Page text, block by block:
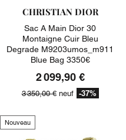
CHRISTIAN DIOR
Sac A Main Dior 30
Montaigne Cuir Bleu
Degrade M9203umos_m911
Blue Bag 3350€
2 099,90 €
3 350,00 €neuf -37%
Nouveau